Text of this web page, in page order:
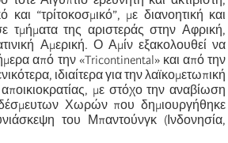
και “τρίτοκοσμικό”, με διανοητική και
τμήματα της αριστεράς στην Αφρική,
Αμερική. Ο Αμίν εξακολουθεί να
από την «Tricontinental» και από την
ιδιαίτερα για την λαϊκομετωπική
με στόχο την αναβίωση
Χωρών που δημιουργήθηκε
του Μπαντούνγκ (Ινδονησία,